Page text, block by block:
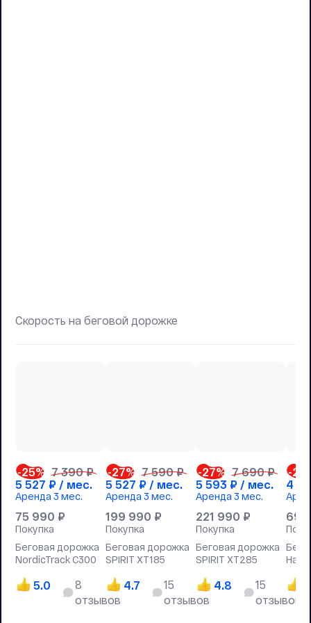
Скорость на беговой дорожке
-25% 7 390 ₽
5 527 ₽ / мес.
Аренда 3 мес.
75 990 ₽
Покупка
Беговая дорожка
NordicTrack C300
5.0
8
отзывов
-27% 7 590 ₽
5 527 ₽ / мес.
Аренда 3 мес.
199 990 ₽
Покупка
Беговая дорожка
SPIRIT XT185
4.7
15
отзывов
-27% 7 690 ₽
5 593 ₽ / мес.
Аренда 3 мес.
221 990 ₽
Покупка
Беговая дорожка
SPIRIT XT285
4.8
15
отзывов
-23
4
69